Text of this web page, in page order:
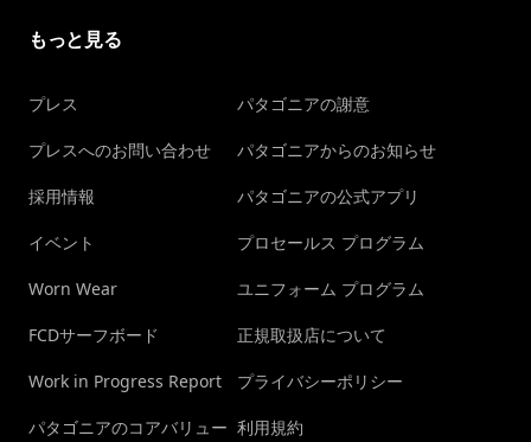
もっと見る
プレス
プレスへのお問い合わせ
採用情報
イベント
Worn Wear
FCDサーフボード
Work in Progress Report
パタゴニアのコアバリュー
パタゴニアの謝意
パタゴニアからのお知らせ
パタゴニアの公式アプリ
プロセールス プログラム
ユニフォーム プログラム
正規取扱店について
プライバシーポリシー
利用規約